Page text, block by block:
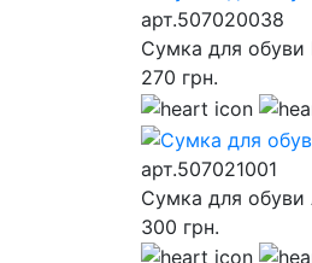
арт.507020038
Сумка для обуви
270 грн.
арт.507021001
Сумка для обуви
300 грн.